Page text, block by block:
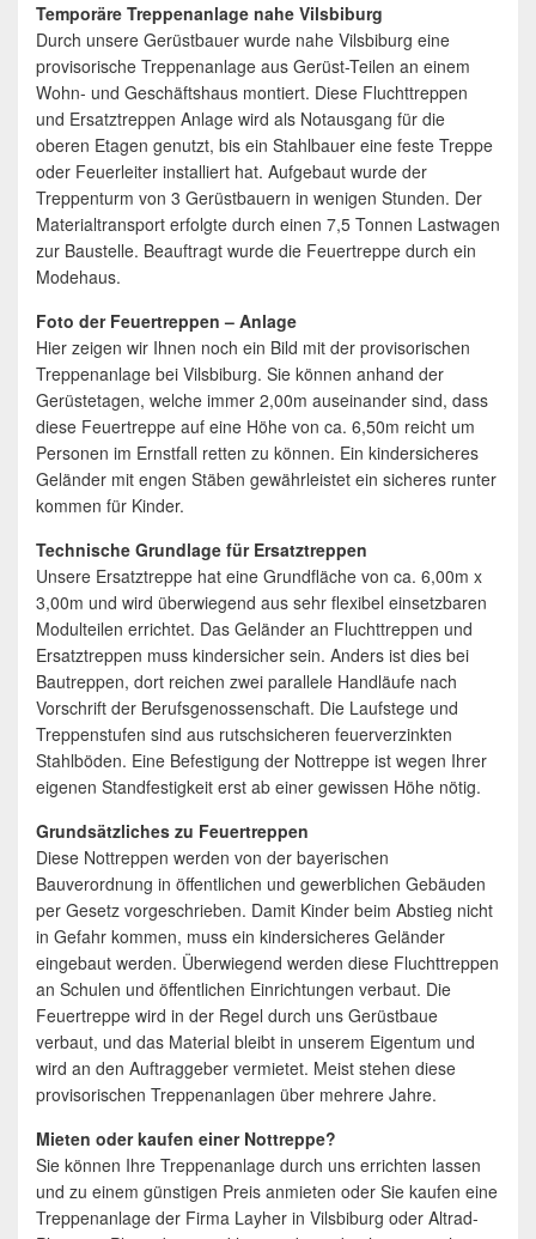
Temporäre Treppenanlage nahe Vilsbiburg
Durch unsere Gerüstbauer wurde nahe Vilsbiburg eine
provisorische Treppenanlage aus Gerüst-Teilen an einem
Wohn- und Geschäftshaus montiert. Diese Fluchttreppen
und Ersatztreppen Anlage wird als Notausgang für die
oberen Etagen genutzt, bis ein Stahlbauer eine feste Treppe
oder Feuerleiter installiert hat. Aufgebaut wurde der
Treppenturm von 3 Gerüstbauern in wenigen Stunden. Der
Materialtransport erfolgte durch einen 7,5 Tonnen Lastwagen
zur Baustelle. Beauftragt wurde die Feuertreppe durch ein
Modehaus.
Foto der Feuertreppen – Anlage
Hier zeigen wir Ihnen noch ein Bild mit der provisorischen
Treppenanlage bei Vilsbiburg. Sie können anhand der
Gerüstetagen, welche immer 2,00m auseinander sind, dass
diese Feuertreppe auf eine Höhe von ca. 6,50m reicht um
Personen im Ernstfall retten zu können. Ein kindersicheres
Geländer mit engen Stäben gewährleistet ein sicheres runter
kommen für Kinder.
Technische Grundlage für Ersatztreppen
Unsere Ersatztreppe hat eine Grundfläche von ca. 6,00m x
3,00m und wird überwiegend aus sehr flexibel einsetzbaren
Modulteilen errichtet. Das Geländer an Fluchttreppen und
Ersatztreppen muss kindersicher sein. Anders ist dies bei
Bautreppen, dort reichen zwei parallele Handläufe nach
Vorschrift der Berufsgenossenschaft. Die Laufstege und
Treppenstufen sind aus rutschsicheren feuerverzinkten
Stahlböden. Eine Befestigung der Nottreppe ist wegen Ihrer
eigenen Standfestigkeit erst ab einer gewissen Höhe nötig.
Grundsätzliches zu Feuertreppen
Diese Nottreppen werden von der bayerischen
Bauverordnung in öffentlichen und gewerblichen Gebäuden
per Gesetz vorgeschrieben. Damit Kinder beim Abstieg nicht
in Gefahr kommen, muss ein kindersicheres Geländer
eingebaut werden. Überwiegend werden diese Fluchttreppen
an Schulen und öffentlichen Einrichtungen verbaut. Die
Feuertreppe wird in der Regel durch uns Gerüstbaue
verbaut, und das Material bleibt in unserem Eigentum und
wird an den Auftraggeber vermietet. Meist stehen diese
provisorischen Treppenanlagen über mehrere Jahre.
Mieten oder kaufen einer Nottreppe?
Sie können Ihre Treppenanlage durch uns errichten lassen
und zu einem günstigen Preis anmieten oder Sie kaufen eine
Treppenanlage der Firma Layher in Vilsbiburg oder Altrad-